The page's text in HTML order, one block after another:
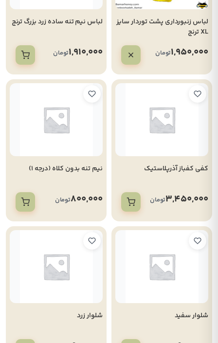
لباس زنبورداری پشت توردار سایز
XL ترنج
1,950,000تومان
لباس نیم تنه ساده زرد بزرگ ترنج
1,910,000تومان
کفی کفباز آذرپلاستیک
3,450,000تومان
نیم تنه بدون کلاه (درجه 1)
800,000تومان
شلوار سفید شلوار زرد